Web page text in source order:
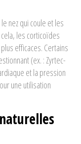
nez qui coule et les
les corticoïdes
efficaces. Certains
(ex. : Zyrtec-
et la pression
une utilisation